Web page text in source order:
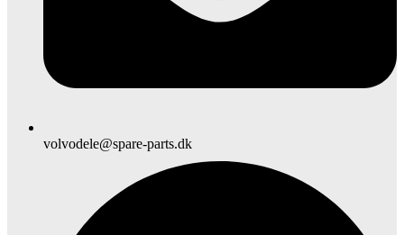
volvodele@spare-parts.dk